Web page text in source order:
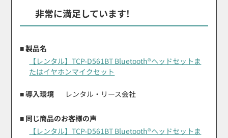
非常に満足しています!
■ 製品名
【レンタル】TCP-D561BT Bluetooth®ヘッドセットま
たはイヤホンマイクセット
■ 導入環境 レンタル・リース会社
■ 同じ商品のお客様の声
【レンタル】TCP-D561BT Bluetooth®ヘッドセットま